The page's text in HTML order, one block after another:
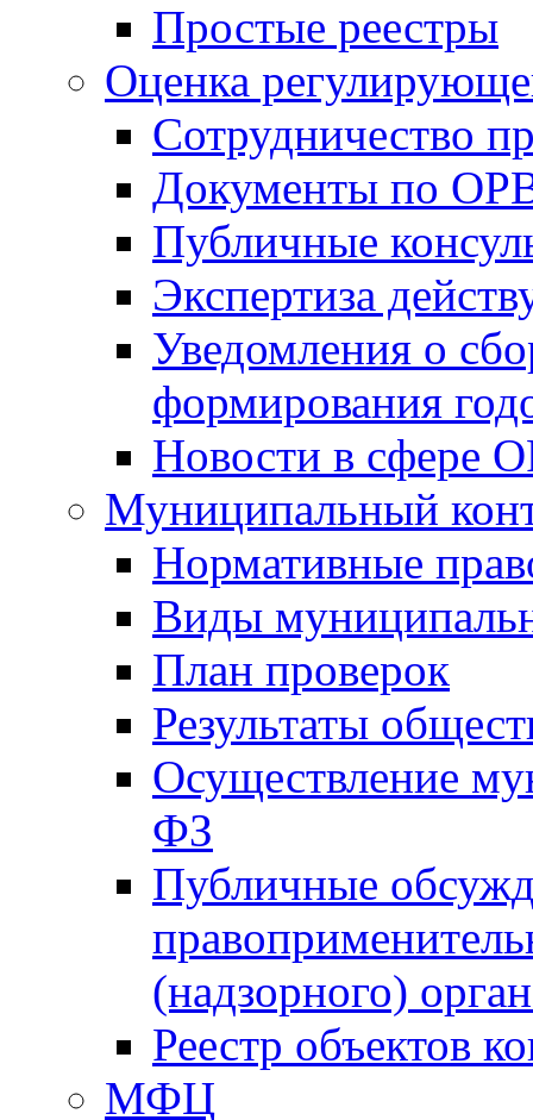
Простые реестры
Оценка
Сотрудничество
Документы по
Публичные
Экспертиза
Уведомления о
формирования
Новости в сфере
Муниципальный
Нормативные
Виды
План проверок
Результаты
Осуществление
ФЗ
Публичные
(надзорного)
Реестр объектов
МФЦ